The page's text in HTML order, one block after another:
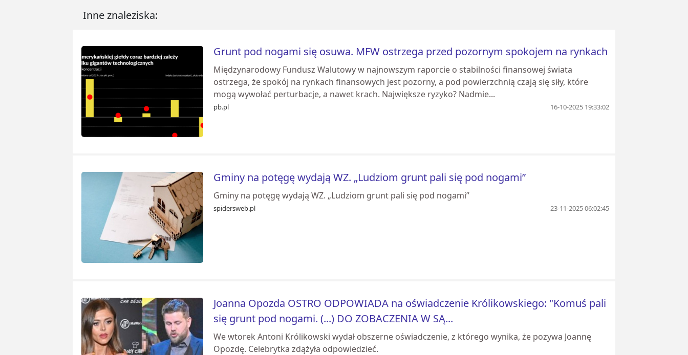
Inne znaleziska:
Grunt pod nogami się osuwa. MFW ostrzega przed pozornym spokojem na rynkach
Międzynarodowy Fundusz Walutowy w najnowszym raporcie o stabilności finansowej świata
ostrzega, że spokój na rynkach finansowych jest pozorny, a pod powierzchnią czają się siły, które
mogą wywołać perturbacje, a nawet krach. Największe ryzyko? Nadmie...
pb.pl 16-10-2025 19:33:02
Gminy na potęgę wydają WZ. „Ludziom grunt pali się pod nogami”
Gminy na potęgę wydają WZ. „Ludziom grunt pali się pod nogami”
spidersweb.pl 23-11-2025 06:02:45
Joanna Opozda OSTRO ODPOWIADA na oświadczenie Królikowskiego: "Komuś pali
się grunt pod nogami. (...) DO ZOBACZENIA W SĄ...
We wtorek Antoni Królikowski wydał obszerne oświadczenie, z którego wynika, że pozywa Joannę
Opozdę. Celebrytka zdążyła odpowiedzieć.